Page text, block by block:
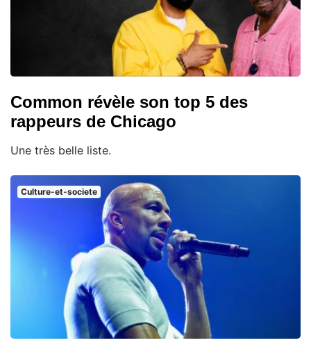
Common révèle son top 5 des
rappeurs de Chicago
Une très belle liste.
Culture-et-societe